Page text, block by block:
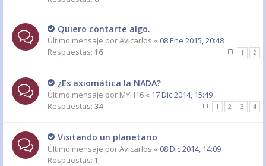
Quiero contarte algo.
Último mensaje porAvicarlos « 08 Ene 2015, 20:48
Respuestas: 16 1 2
¿Es axiomática la NADA?
Último mensaje por MYH16 « 17 Dic 2014, 15:49
Respuestas: 34 1 2 3 4
Visitando un planetario
Último mensaje porAvicarlos « 08 Dic 2014, 14:09
Respuestas: 1